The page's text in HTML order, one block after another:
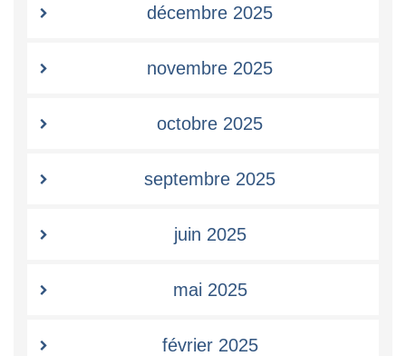
décembre 2025
novembre 2025
octobre 2025
septembre 2025
juin 2025
mai 2025
février 2025